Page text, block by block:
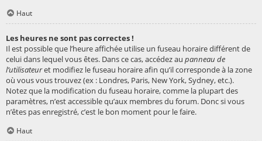
Haut
Les heures ne sont pas correctes !
Il est possible que l’heure affichée utilise un fuseau horaire différent de
celui dans lequel vous êtes. Dans ce cas, accédez au panneau de
l’utilisateuret modifiez le fuseau horaire afin qu’il corresponde à la zone
où vous vous trouvez (ex : Londres, Paris, New York, Sydney, etc.).
Notez que la modification du fuseau horaire, comme la plupart des
paramètres, n’est accessible qu’aux membres du forum. Donc si vous
n’êtes pas enregistré, c’est le bon moment pour le faire.
Haut